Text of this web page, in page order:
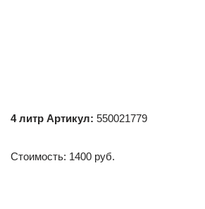
4 литр Артикул: 550021779
Стоимость: 1400 руб.